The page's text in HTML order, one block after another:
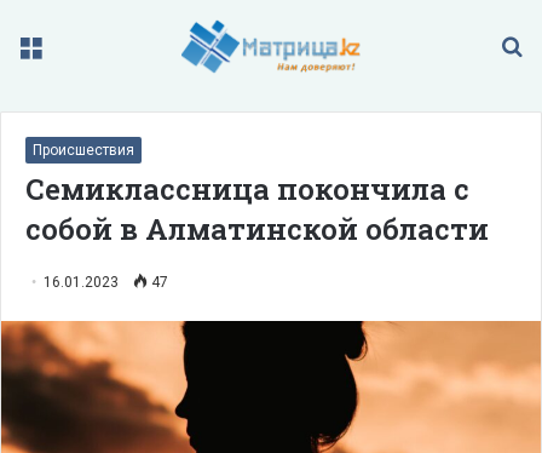
Меню
Происшествия
Семиклассница покончила с
собой в Алматинской области
16.01.2023 47